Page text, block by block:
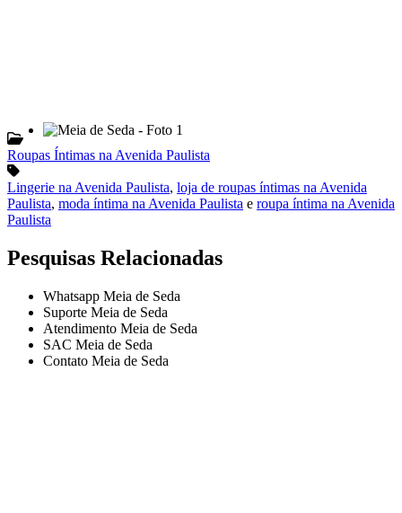
Roupas Íntimas na Avenida Paulista
Lingerie na Avenida Paulista, loja de roupas íntimas na Avenida
Paulista, moda íntima na Avenida Paulista e roupa íntima na Avenida
Paulista
Pesquisas Relacionadas
Whatsapp Meia de Seda
Suporte Meia de Seda
Atendimento Meia de Seda
SAC Meia de Seda
Contato Meia de Seda